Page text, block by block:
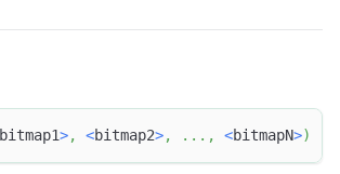
bitmap1>, <bitmap2>, . . . , <bitmapN>)